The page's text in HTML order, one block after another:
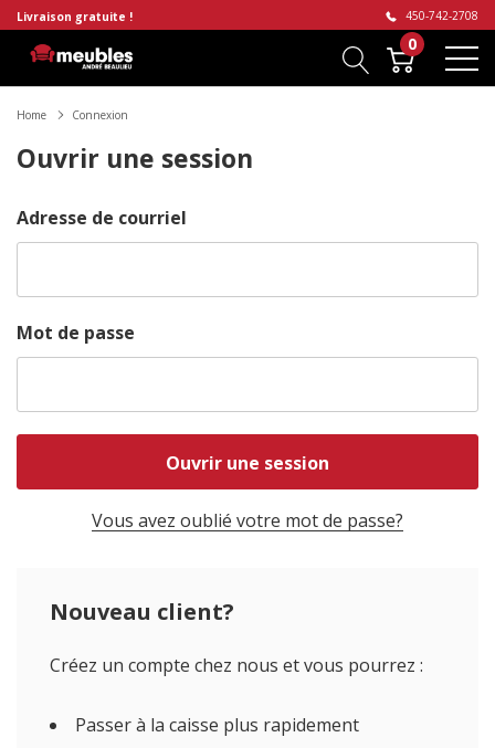
Livraison gratuite ! 450-742-2708
0
Home Connexion
Ouvrir une session
Adresse de courriel
Mot de passe
Vous avez oublié votre mot de passe?
Nouveau client?
Créez un compte chez nous et vous pourrez :
Passer à la caisse plus rapidement